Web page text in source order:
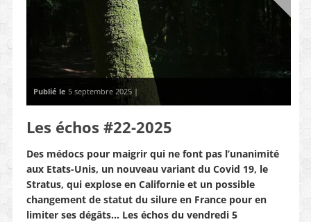
Publié le 5 septembre 2025 |
Les échos #22-2025
Des médocs pour maigrir qui ne font pas l’unanimité
aux Etats-Unis, un nouveau variant du Covid 19, le
Stratus, qui explose en Californie et un possible
changement de statut du silure en France pour en
limiter ses dégâts… Les échos du vendredi 5